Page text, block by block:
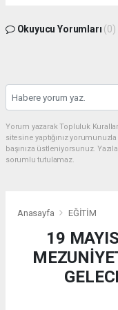
Okuyucu Yorumları (0)
Yorum yazarak Topluluk
sitesine yaptığınız
başınıza üstleniyorsunuz.
sorumlu tutulamaz.
Anasayfa EĞİTİM
19